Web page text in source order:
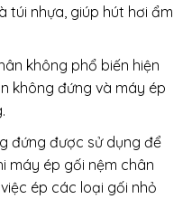
túi nhựa, giúp hút hơi ẩm
không phổ biến hiện
không đứng và máy ép
đứng được sử dụng để
máy ép gối nệm chân
ép các loại gối nhỏ